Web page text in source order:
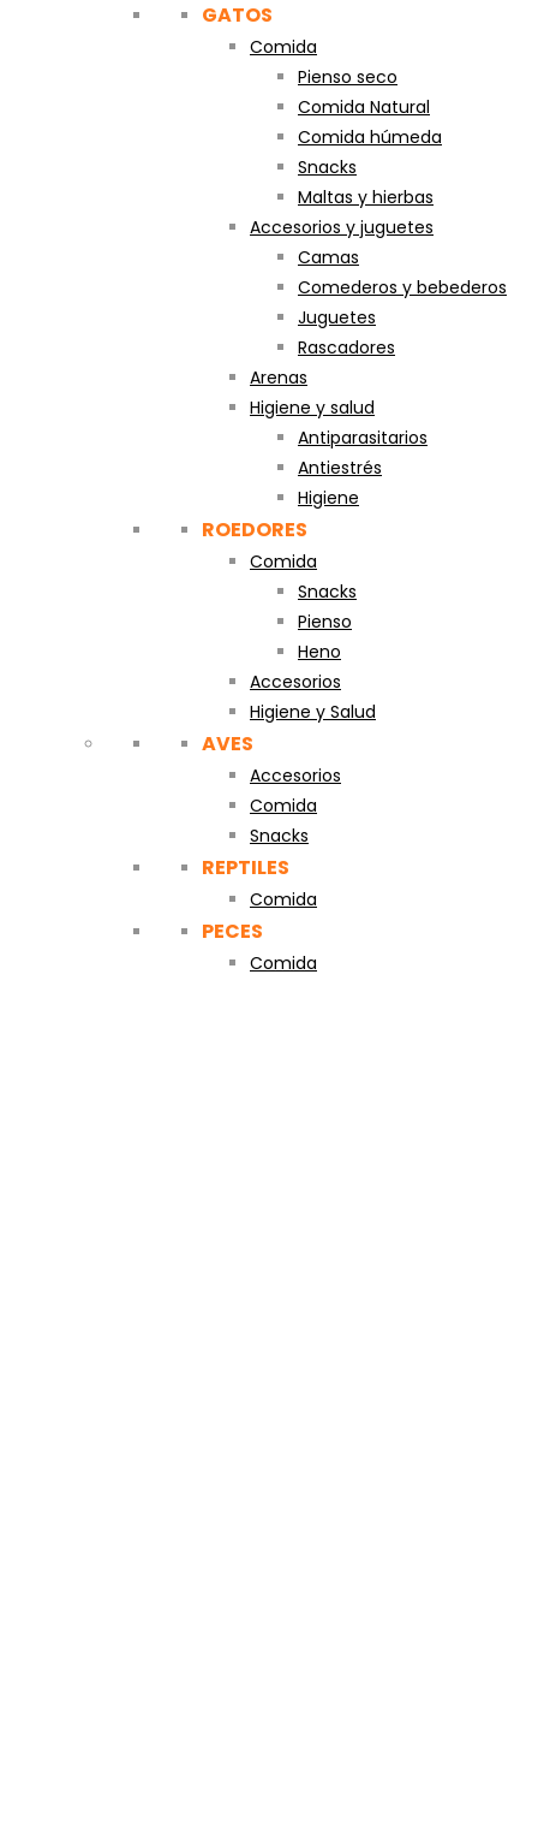
GATOS
Comida
Pienso seco
Comida Natural
Comida húmeda
Snacks
Maltas y hierbas
Accesorios y juguetes
Camas
Comederos y bebederos
Juguetes
Rascadores
Arenas
Higiene y salud
Antiparasitarios
Antiestrés
Higiene
ROEDORES
Comida
Snacks
Pienso
Heno
Accesorios
Higiene y Salud
AVES
Accesorios
Comida
Snacks
REPTILES
Comida
PECES
Comida